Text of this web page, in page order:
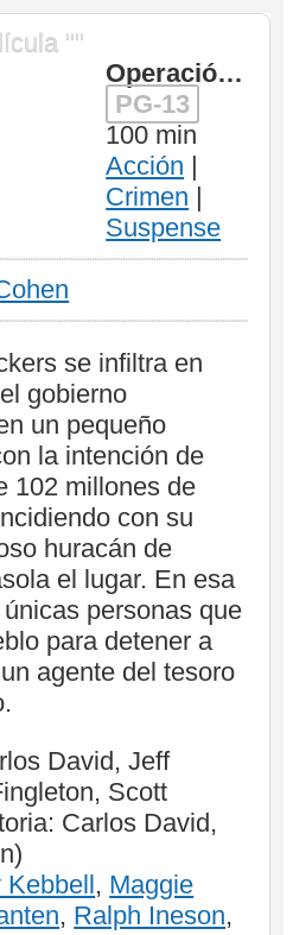
Operación: Huracán
PG-13
100 min
Acción |
Crimen |
Suspense
se infiltra en
gobierno
un pequeño
la intención de
102 millones de
con su
huracán de
el lugar. En esa
personas que
para detener a
agente del tesoro
David, Jeff
Scott
Carlos David,
Kebbell, Maggie
, Ralph Ineson,